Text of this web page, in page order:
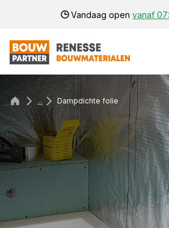
Vandaag open vanaf
... Dampdichte folie